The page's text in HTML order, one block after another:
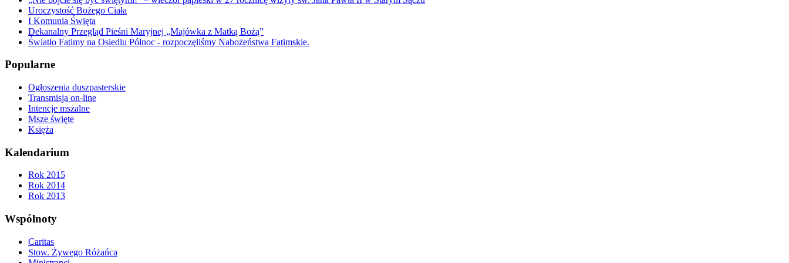
Uroczystość Bożego Ciała
I Komunia Święta
Dekanalny Przegląd Pieśni Maryjnej „Majówka z Matką Bożą”
Światło Fatimy na Osiedlu Północ - rozpoczęliśmy Nabożeństwa Fatimskie.
Popularne
Ogłoszenia duszpasterskie
Transmisja on-line
Intencje mszalne
Msze święte
Księża
Kalendarium
Rok 2015
Rok 2014
Rok 2013
Wspólnoty
Caritas
Stow. Żywego Różańca